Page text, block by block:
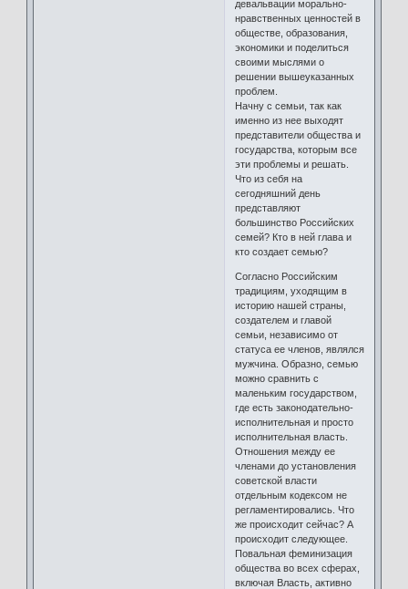
девальвации морально-
нравственных ценностей в
обществе, образования,
экономики и поделиться
своими мыслями о
решении вышеуказанных
проблем.
Начну с семьи, так как
именно из нее выходят
представители общества и
государства, которым все
эти проблемы и решать.
Что из себя на
сегодняшний день
представляют
большинство Российских
семей? Кто в ней глава и
кто создает семью?
Согласно Российским
традициям, уходящим в
историю нашей страны,
создателем и главой
семьи, независимо от
статуса ее членов, являлся
мужчина. Образно, семью
можно сравнить с
маленьким государством,
где есть законодательно-
исполнительная и просто
исполнительная власть.
Отношения между ее
членами до установления
советской власти
отдельным кодексом не
регламентировались. Что
же происходит сейчас? А
происходит следующее.
Повальная феминизация
общества во всех сферах,
включая Власть, активно